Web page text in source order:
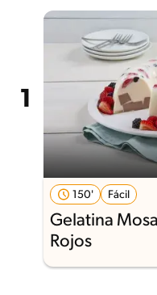
150' Fácil
Gelatina
Rojos